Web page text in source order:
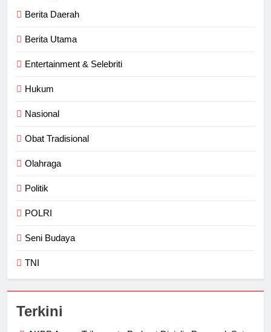
Berita Daerah
Berita Utama
Entertainment & Selebriti
Hukum
Nasional
Obat Tradisional
Olahraga
Politik
POLRI
Seni Budaya
TNI
Terkini